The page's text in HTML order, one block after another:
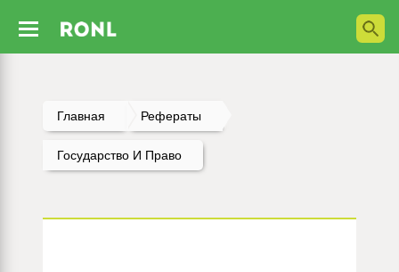
Главная Рефераты
Государство И Право